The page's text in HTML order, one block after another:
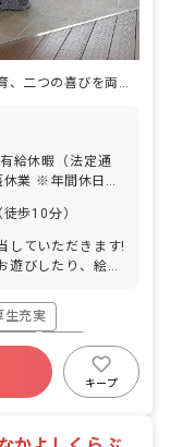
「あなたらしく」働く。生活と保育、二つの喜びを両立できる職場です。
給休暇（法定通
休業 ※年間休日
歩10分）
していただきます!
遊びしたり、絵本
散歩などをお任せ
生充実
備
有給
産休育休制度
キープ